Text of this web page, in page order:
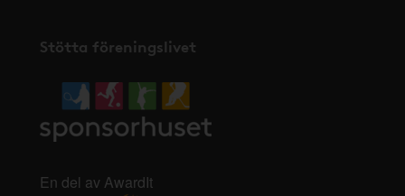
Stötta föreningslivet
En del av AwardIt